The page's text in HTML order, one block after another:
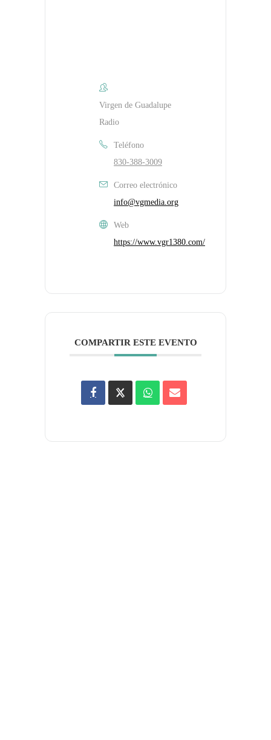
Virgen de Guadalupe
Radio
Teléfono
830-388-3009
Correo electrónico
info@vgmedia.org
Web
https://www.vgr1380.com/
COMPARTIR ESTE EVENTO